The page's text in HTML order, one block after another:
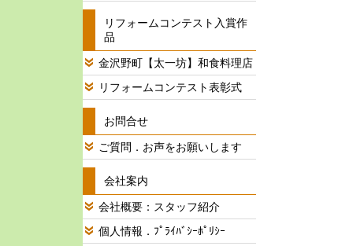
リフォームコンテスト入賞作
品
金沢野町【太一坊】和食料理店
リフォームコンテスト表彰式
お問合せ
ご質問．お声をお願いします
会社案内
会社概要：スタッフ紹介
個人情報．ﾌﾟﾗｲﾊﾞｼｰﾎﾟﾘｼｰ